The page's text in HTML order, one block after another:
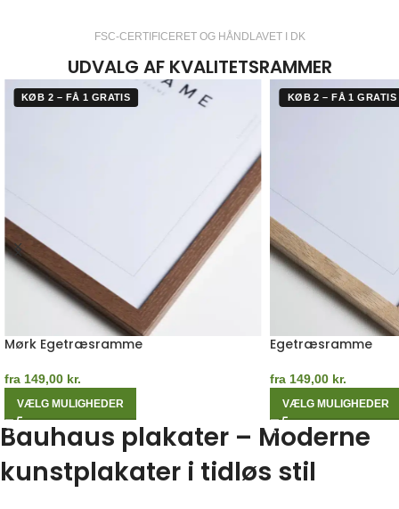
FSC-CERTIFICERET OG HÅNDLAVET I DK
UDVALG AF KVALITETSRAMMER
KØB 2 – FÅ 1 GRATIS
Mørk Egetræsramme
fra 149,00 kr.
VÆLG MULIGHEDER
KØB 2 – FÅ 1 GRATIS
Egetræsramme
fra 149,00 kr.
VÆLG MULIGHEDER
Bauhaus plakater – Moderne
kunstplakater i tidløs stil